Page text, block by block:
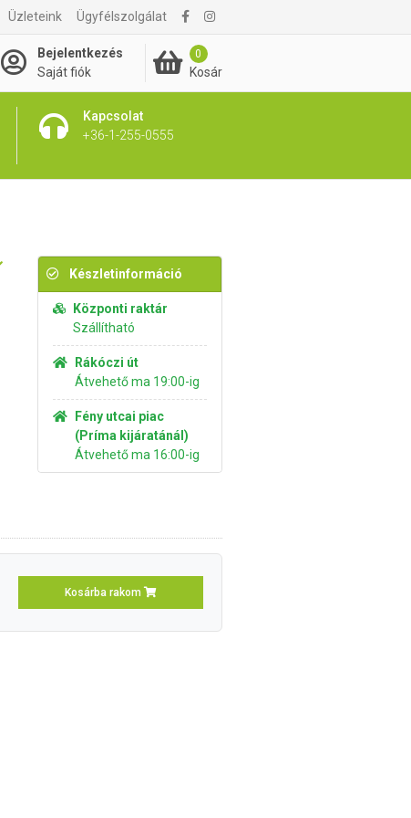
Üzleteink Ügyfélszolgálat
Bejelentkezés
Saját fiók
0
Kosár
Kapcsolat
+36-1-255-0555
2 190 Ft Kosárba rakom
Készletinformáció
Központi raktár
Szállítható
Rákóczi út
Átvehető ma 19:00-ig
Fény utcai piac
(Príma kijáratánál)
Átvehető ma 16:00-ig
Kosárba rakom